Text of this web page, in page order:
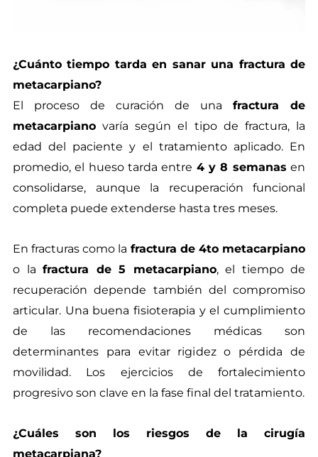
¿Cuánto tiempo tarda en sanar una fractura de
metacarpiano?
El proceso de curación de una fractura de
metacarpiano varía según el tipo de fractura, la
edad del paciente y el tratamiento aplicado. En
promedio, el hueso tarda entre 4 y 8 semanas en
consolidarse, aunque la recuperación funcional
completa puede extenderse hasta tres meses.
En fracturas como la fractura de 4to metacarpiano
o la fractura de 5 metacarpiano, el tiempo de
recuperación depende también del compromiso
articular. Una buena fisioterapia y el cumplimiento
de las recomendaciones médicas son
determinantes para evitar rigidez o pérdida de
movilidad. Los ejercicios de fortalecimiento
progresivo son clave en la fase final del tratamiento.
¿Cuáles son los riesgos de la cirugía
metacarpiana?